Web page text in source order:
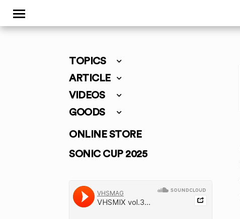
TOPICS
ARTICLE
VIDEOS
GOODS
ONLINE STORE
SONIC CUP 2025